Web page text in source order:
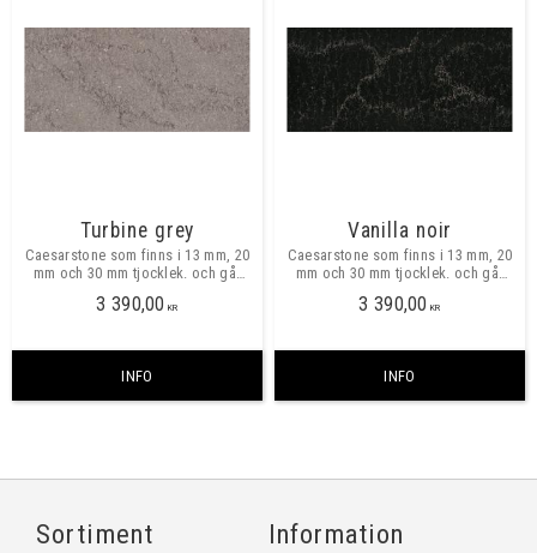
Turbine grey
Caesarstone som finns i 13 mm, 20
mm och 30 mm tjocklek. och går
skarvfritt ca 3040x1420 mm
3 390,00 KR
INFO
Vanilla noir
Caesarstone som finns i 13 mm, 20
mm och 30 mm tjocklek. och går
skarvfritt ca 3040x1420 mm
3 390,00 KR
INFO
Sortiment Information